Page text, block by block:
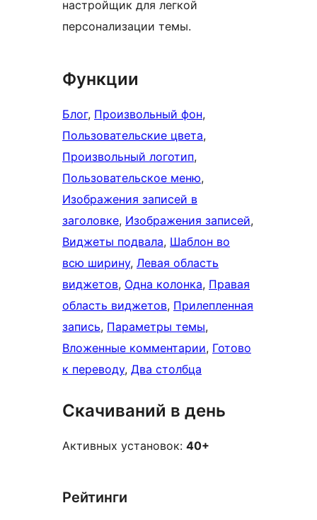
настройщик для легкой
персонализации темы.
Функции
Блог, Произвольный фон
Пользовательские цвета
Произвольный логотип
Пользовательское меню
Изображения записей в
заголовке, Изображения записей
Виджеты подвала, Шаблон во
всю ширину, Левая область
виджетов, Одна колонка, Правая
область виджетов, Прилепленная
запись, Параметры темы
Вложенные комментарии, Готово
к переводу, Два столбца
Скачиваний в день
Активных установок: 40+
Рейтинги